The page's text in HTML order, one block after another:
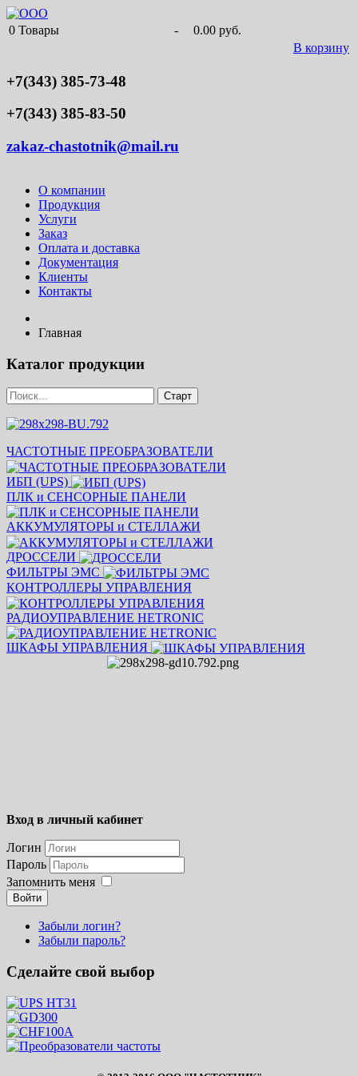
0 Товары -
0.00 руб.
В корзину
+7(343) 385-73-48
+7(343) 385-83-50
zakaz-chastotnik@mail.ru
О компании
Продукция
Услуги
Заказ
Оплата и доставка
Документация
Клиенты
Контакты
Главная
Каталог продукции
ЧАСТОТНЫЕ ПРЕОБРАЗОВАТЕЛИ
ИБП (UPS)
ПЛК и СЕНСОРНЫЕ ПАНЕЛИ
АККУМУЛЯТОРЫ и СТЕЛЛАЖИ
ДРОССЕЛИ
ФИЛЬТРЫ ЭМС
КОНТРОЛЛЕРЫ УПРАВЛЕНИЯ
РАДИОУПРАВЛЕНИЕ HETRONIC
ШКАФЫ УПРАВЛЕНИЯ
Вход в личный кабинет
Логин
Пароль
Запомнить меня
Войти
Забыли логин?
Забыли пароль?
Сделайте свой выбор